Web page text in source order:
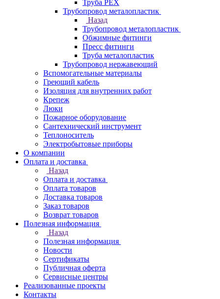
Труба PEX
Трубопровод металопластик
Назад
Трубопровод металопластик
Обжимные фитинги
Пресс фитинги
Труба металопластик
Трубопровод нержавеющий
Вспомогательные материалы
Греющий кабель
Изоляция для внутренних работ
Крепеж
Люки
Пожарное оборудование
Сантехнический инструмент
Теплоноситель
Электробытовые приборы
О компании
Оплата и доставка
Назад
Оплата и доставка
Оплата товаров
Доставка товаров
Заказ товаров
Возврат товаров
Полезная информация
Назад
Полезная информация
Новости
Сертификаты
Публичная оферта
Сервисные центры
Реализованные проекты
Контакты